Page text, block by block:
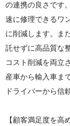
の連携の良さです
速に修理できるワ
に削減します。ま
託せずに高品質な
コスト削減を両立
産車から輸入車ま
ドライバーから信
【顧客満足度を高